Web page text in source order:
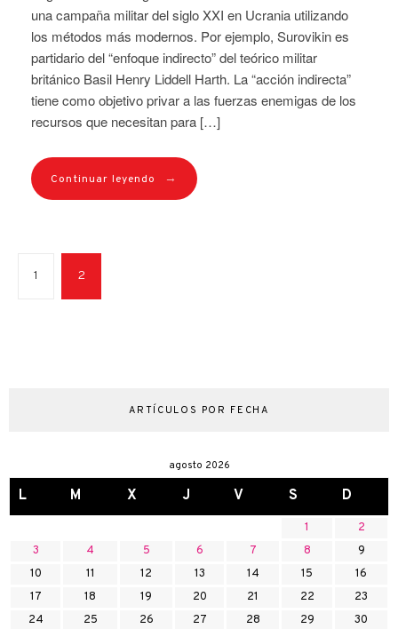
una campaña militar del siglo XXI en Ucrania utilizando
los métodos más modernos. Por ejemplo, Surovikin es
partidario del “enfoque indirecto” del teórico militar
británico Basil Henry Liddell Harth. La “acción indirecta”
tiene como objetivo privar a las fuerzas enemigas de los
recursos que necesitan para […]
Continuar leyendo →
1 2
ARTÍCULOS POR FECHA
agosto 2026
L M X J V S D
1
2
3
4 5 6 7 8
9
10
11 12 13 14 15
16
17
18 19 20 21 22
23
24
25 26 27 28 29
30